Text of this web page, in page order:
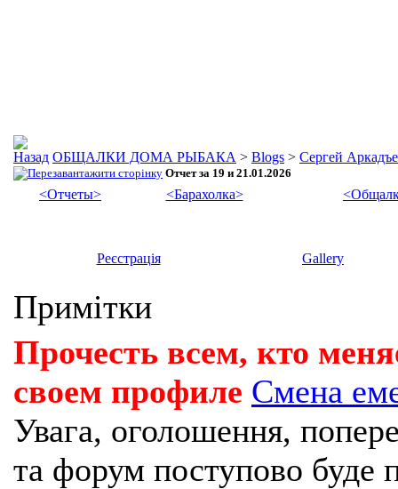
ОБЩАЛКИ ДОМА РЫБАКА > Blogs > Сергей
Отчет за 19 и 21.01.2026
<Отчеты> <Барахолка>
Реєстрація Gallery
Примітки
Прочесть всем, кто
своем профиле Смена
Увага, оголошення,
та форум поступово буде